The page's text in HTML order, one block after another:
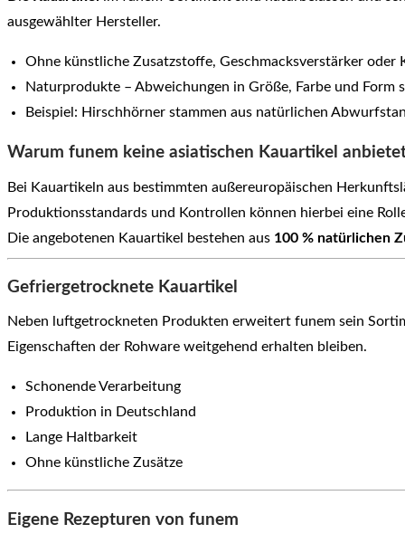
ausgewählter Hersteller.
Ohne künstliche Zusatzstoffe, Geschmacksverstärker oder
Naturprodukte – Abweichungen in Größe, Farbe und Form
Beispiel: Hirschhörner stammen aus natürlichen
Warum funem keine asiatischen Kauartikel
Bei Kauartikeln aus bestimmten außereuropäischen
Produktionsstandards und Kontrollen können hierbei eine
Die angebotenen Kauartikel bestehen aus 100 % natürlichen
Gefriergetrocknete Kauartikel
Neben luftgetrockneten Produkten erweitert funem sein
Eigenschaften der Rohware weitgehend erhalten bleiben.
Schonende Verarbeitung
Produktion in Deutschland
Lange Haltbarkeit
Ohne künstliche Zusätze
Eigene Rezepturen von funem